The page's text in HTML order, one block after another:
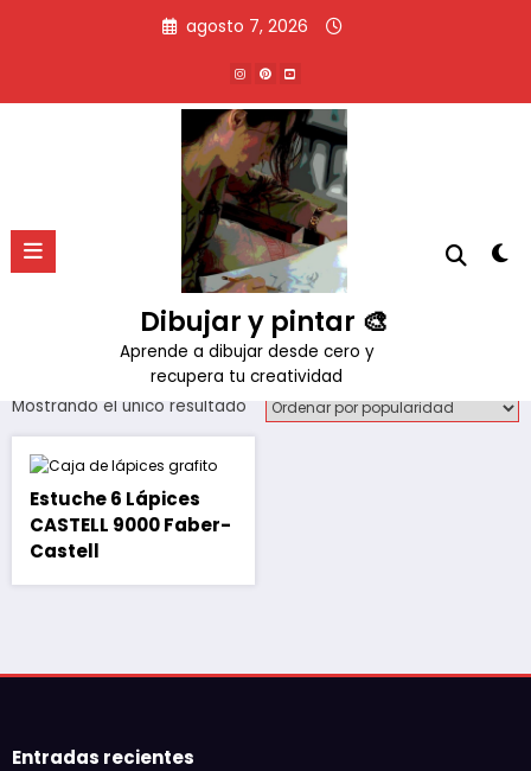
agosto 7, 2026
Dibujar y pintar 🎨
Aprende a dibujar desde cero y
recupera tu creatividad
Etiqueta:grafito
Inicio Productos grafito
Mostrando el único resultado
Estuche 6 Lápices
CASTELL 9000 Faber-
Castell
Entradas recientes